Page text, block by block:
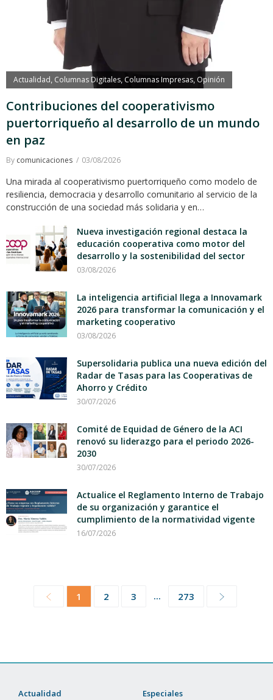
Actualidad, Columnas Digitales, Columnas Impresas, Opinión
Contribuciones del cooperativismo
puertorriqueño al desarrollo de un mundo
en paz
By comunicaciones 03/08/2026
Una mirada al cooperativismo puertorriqueño como modelo de
resiliencia, democracia y desarrollo comunitario al servicio de la
construcción de una sociedad más solidaria y en…
Nueva investigación regional destaca la
educación cooperativa como motor del
desarrollo y la sostenibilidad del sector
03/08/2026
La inteligencia artificial llega a Innovamark
2026 para transformar la comunicación y el
marketing cooperativo
03/08/2026
Supersolidaria publica una nueva edición del
Radar de Tasas para las Cooperativas de
Ahorro y Crédito
30/07/2026
Comité de Equidad de Género de la ACI
renovó su liderazgo para el periodo 2026-
2030
30/07/2026
Actualice el Reglamento Interno de Trabajo
de su organización y garantice el
cumplimiento de la normatividad vigente
16/07/2026
1 2 3 ... 273
Actualidad Especiales